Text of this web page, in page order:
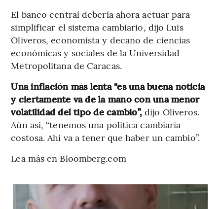
El banco central debería ahora actuar para
simplificar el sistema cambiario, dijo Luis
Oliveros, economista y decano de ciencias
económicas y sociales de la Universidad
Metropolitana de Caracas.
Una inflación más lenta “es una buena noticia
y ciertamente va de la mano con una menor
volatilidad del tipo de cambio”, dijo Oliveros.
Aún así, “tenemos una política cambiaria
costosa. Ahí va a tener que haber un cambio”.
Lea más en Bloomberg.com